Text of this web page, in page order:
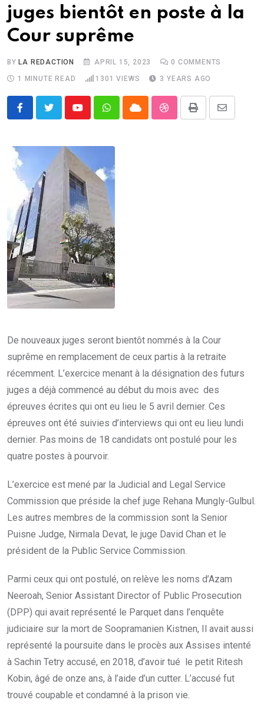
juges bientôt en poste à la
Cour suprême
BYLA REDACTION APRIL 15, 2023 0 COMMENTS
1 MINUTE READ
1301 VIEWS 3 YEARS AGO
YoutubeWhatsappCloud StumbleUpon
Print
Share
De nouveaux juges seront bientôt nommés à la Cour
suprême en remplacement de ceux partis à la retraite
récemment. L’exercice menant à la désignation des futurs
juges a déjà commencé au début du mois avec des
épreuves écrites qui ont eu lieu le 5 avril dernier. Ces
épreuves ont été suivies d’interviews qui ont eu lieu lundi
dernier. Pas moins de 18 candidats ont postulé pour les
quatre postes à pourvoir.
L’exercice est mené par la Judicial and Legal Service
Commission que préside la chef juge Rehana Mungly-Gulbul.
Les autres membres de la commission sont la Senior
Puisne Judge, Nirmala Devat, le juge David Chan et le
président de la Public Service Commission.
Parmi ceux qui ont postulé, on relève les noms d’Azam
Neeroah, Senior Assistant Director of Public Prosecution
(DPP) qui avait représenté le Parquet dans l’enquête
judiciaire sur la mort de Soopramanien Kistnen, Il avait aussi
représenté la poursuite dans le procès aux Assises intenté
à Sachin Tetry accusé, en 2018, d’avoir tué le petit Ritesh
Kobin, âgé de onze ans, à l’aide d’un cutter. L’accusé fut
trouvé coupable et condamné à la prison vie.